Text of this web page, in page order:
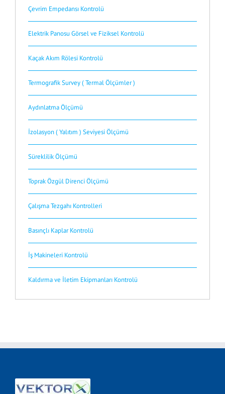
Çevrim Empedansı Kontrolü
Elektrik Panosu Görsel ve Fiziksel Kontrolü
Kaçak Akım Rölesi Kontrolü
Termografik Survey ( Termal Ölçümler )
Aydınlatma Ölçümü
İzolasyon ( Yalıtım ) Seviyesi Ölçümü
Süreklilik Ölçümü
Toprak Özgül Direnci Ölçümü
Çalışma Tezgahı Kontrolleri
Basınçlı Kaplar Kontrolü
İş Makineleri Kontrolü
Kaldırma ve İletim Ekipmanları Kontrolü